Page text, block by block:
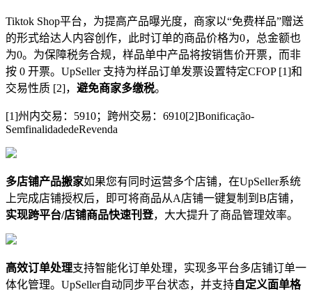
Tiktok Shop平台，为提高产品曝光度，商家以“免费样品”赠送
的形式给达人内容创作，此时订单的商品价格为0，总金额也
为0。为保障税务合规，样品单中产品将按销售价开票，而非
按 0 开票。UpSeller 支持为样品订单发票设置特定CFOP [1]和
交易性质 [2]， 避免商家多缴税。
[1]州内交易：5910；跨州交易：6910[2]Bonificação-
SemfinalidadedeRevenda
多店铺产品搬家如果您有同时运营多个店铺，在UpSeller系统
上完成店铺授权后，即可将商品从A店铺一键复制到B店铺，
实现跨平台/店铺商品快速刊登，大大提升了商品管理效率。
高效订单处理支持智能化订单处理，实现多平台多店铺订单一
体化管理。UpSeller自动同步平台状态，并支持自定义面单格